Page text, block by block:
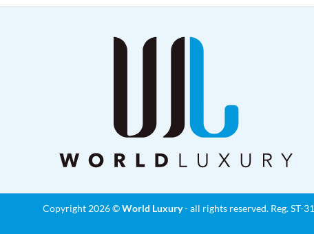
Copyright 2026 ©World Luxury- all rights reserved. Reg. ST-